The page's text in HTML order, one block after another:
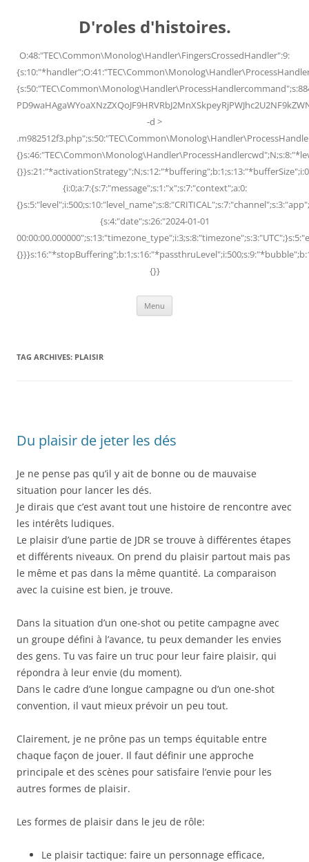
D'roles d'histoires.
O:48:"TEC\Common\Monolog\Handler\FingersCrossedHandler":9:
-d >
{i:0;a:7:{s:7:"message";s:1:"x";s:7:"context";a:0:
{s:4:"date";s:26:"2024-01-01
{}}
Menu
TAG ARCHIVES: PLAISIR
Du plaisir de jeter les dés
Je ne pense pas qu’il y ait de bonne ou de mauvaise
situation pour lancer les dés.
Je dirais que c’est avant tout une histoire de rencontre avec
les intérêts ludiques.
Le plaisir d’une partie de JDR se trouve à différentes étapes
et différents niveaux. On prend du plaisir partout mais pas
le même et pas dans la même quantité. La comparaison
avec la cuisine est bien, je trouve.
Dans la situation d’un one-shot ou petite campagne avec
un groupe défini à l’avance, tu peux demander les envies
des gens. Tu vas faire un truc pour leur faire plaisir, qui
répondra à leur envie (du moment).
Dans le cadre d’une longue campagne ou d’un one-shot
convention, il vaut mieux prévoir un peu tout.
Clairement, je ne prône pas un temps équitable entre
chaque façon de jouer. Il faut définir une approche
principale et des scènes pour satisfaire l’envie pour les
autres formes de plaisir.
Les formes de plaisir dans le jeu de rôle:
Le plaisir tactique: faire un personnage efficace,